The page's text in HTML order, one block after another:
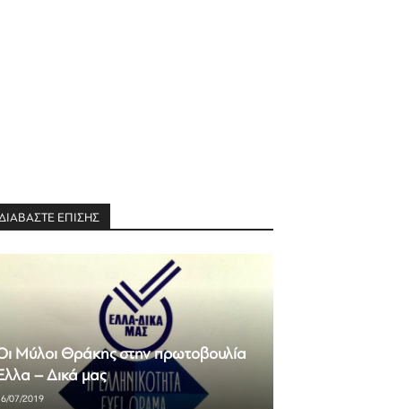
ΕΠΙΣΗΣ
Μύλοι Θράκης στην πρωτοβουλία
– Δικά μας
07/2019